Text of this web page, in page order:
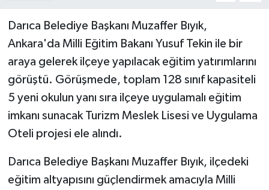
Darıca Belediye Başkanı Muzaffer Bıyık,
Ankara'da Milli Eğitim Bakanı Yusuf Tekin ile bir
araya gelerek ilçeye yapılacak eğitim yatırımlarını
görüştü. Görüşmede, toplam 128 sınıf kapasiteli
5 yeni okulun yanı sıra ilçeye uygulamalı eğitim
imkanı sunacak Turizm Meslek Lisesi ve Uygulama
Oteli projesi ele alındı.
Darıca Belediye Başkanı Muzaffer Bıyık, ilçedeki
eğitim altyapısını güçlendirmek amacıyla Milli